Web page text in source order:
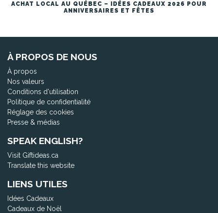
ACHAT LOCAL AU QUÉBEC – IDÉES CADEAUX 2026 POUR
ANNIVERSAIRES ET FÊTES
À PROPOS DE NOUS
À propos
Nos valeurs
Conditions d'utilisation
Politique de confidentialité
Réglage des cookies
Presse & médias
SPEAK ENGLISH?
Visit Giftideas.ca
Translate this website
LIENS UTILES
Idées Cadeaux
Cadeaux de Noël